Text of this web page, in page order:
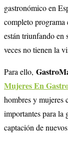
gastronómico en
completo programa
están triunfando en
veces no tienen la
Para ello,
Mujeres En
hombres y mujeres
importantes para la
captación de